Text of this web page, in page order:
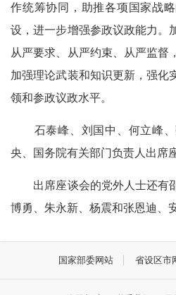
作统筹协同，助推各项国家战
设，进一步增强参政议政能力。
从严要求、从严约束、从严监督
加强理论武装和知识更新，强化
领和参政议政水平。
石泰峰、刘国中、何立峰、
央、国务院有关部门负责人出席
出席座谈会的党外人士还有
博勇、朱永新、杨震和张恩迪、
国家部委网站 省设区市